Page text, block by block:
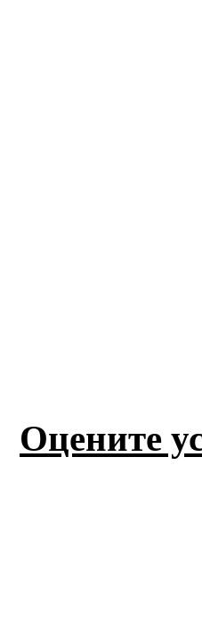
Оцените